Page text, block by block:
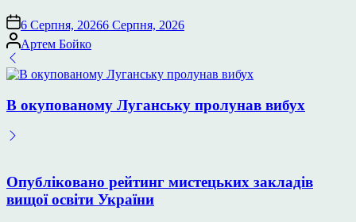
6 Серпня, 20266 Серпня, 2026
Опубліковано
Артем Бойко
В окупованому Луганську пролунав вибух
Опубліковано рейтинг мистецьких закладів
вищої освіти України